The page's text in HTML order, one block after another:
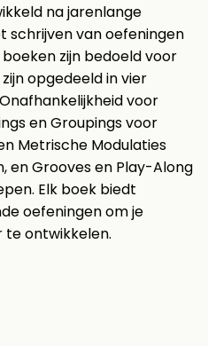
na jarenlange
schrijven van oefeningen
zijn bedoeld voor
opgedeeld in vier
voor
en Groupings voor
Metrische Modulaties
en Grooves en Play-Along
Elk boek biedt
oefeningen om je
ontwikkelen.